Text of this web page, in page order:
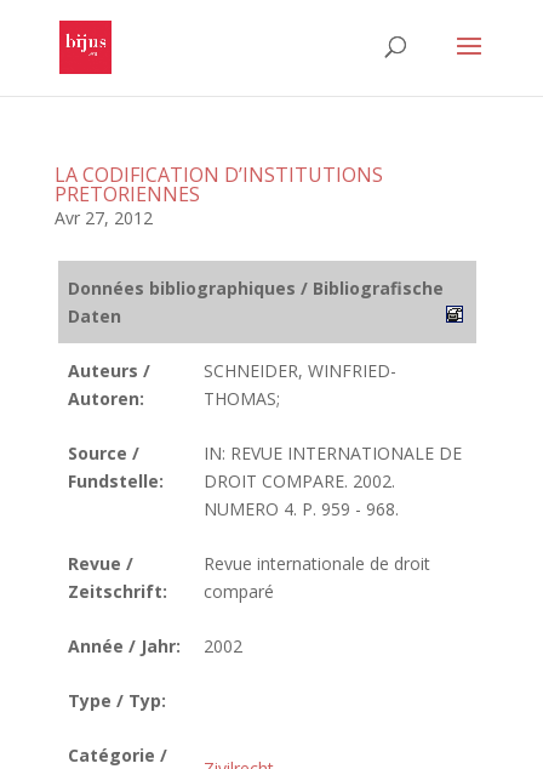
LA CODIFICATION D’INSTITUTIONS
PRETORIENNES
Avr 27, 2012
Données bibliographiques / Bibliografische
Daten
Auteurs /
Autoren:
SCHNEIDER, WINFRIED-
THOMAS;
Source /
Fundstelle:
IN: REVUE INTERNATIONALE DE
DROIT COMPARE. 2002.
NUMERO 4. P. 959 - 968.
Revue /
Zeitschrift:
Revue internationale de droit
comparé
Année / Jahr: 2002
Type / Typ:
Catégorie /